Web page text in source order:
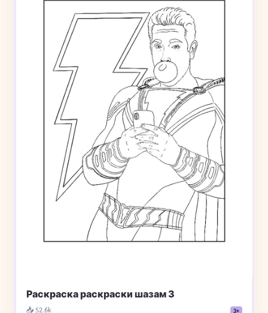
Раскраска раскраски шазам 3
📥 52.6k 3+